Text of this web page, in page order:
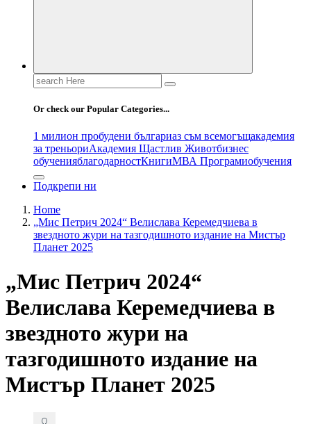
Search
for:
Or check our Popular Categories...
1 милион пробудени българиаз съм всемогъщакадемия
за треньориАкадемия Щастлив Животбизнес
обученияблагодарностКнигиМВА Програмиобучения
Подкрепи ни
Home
„Мис Петрич 2024“ Велислава Керемедчиева в
звездното жури на тазгодишното издание на Мистър
Планет 2025
„Мис Петрич 2024“
Велислава Керемедчиева в
звездното жури на
тазгодишното издание на
Мистър Планет 2025